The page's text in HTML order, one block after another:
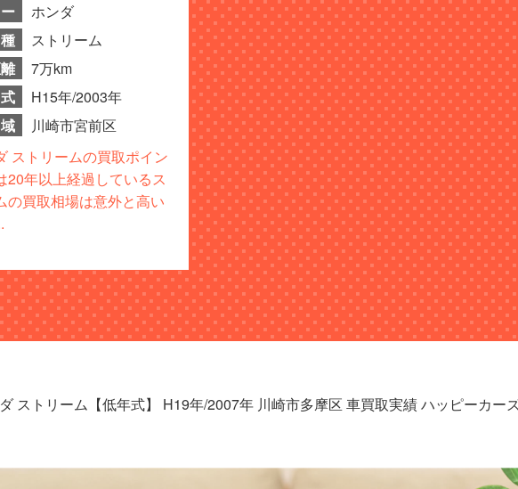
ホンダ
ストリーム
7万km
H15年/2003年
川崎市宮前区
ストリームの買取ポイン
20年以上経過しているス
の買取相場は意外と高い
ストリーム【低年式】 H19年/2007年 川崎市多摩区 車買取実績 ハッピーカー